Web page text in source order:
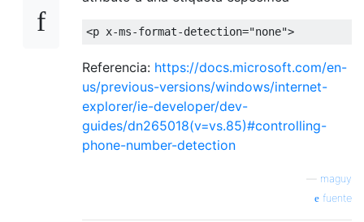
<p x-ms-format-detection="none">
Referencia: https://docs.microsoft.com/en-
us/previous-versions/windows/internet-
explorer/ie-developer/dev-
guides/dn265018(v=vs.85)#controlling-
phone-number-detection
maguy
fuente